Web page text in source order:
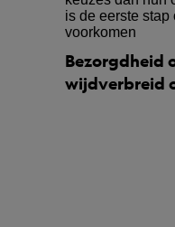
Bezorgdheid
wijdverbreid